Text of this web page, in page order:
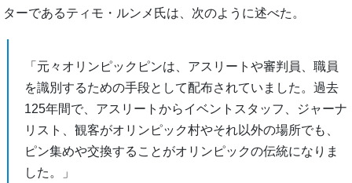
ターであるティモ・ルンメ氏は、次のように述べた。
「元々オリンピックピンは、アスリートや審判員、職員
を識別するための手段として配布されていました。過去
125年間で、アスリートからイベントスタッフ、ジャーナ
リスト、観客がオリンピック村やそれ以外の場所でも、
ピン集めや交換することがオリンピックの伝統になりま
した。」